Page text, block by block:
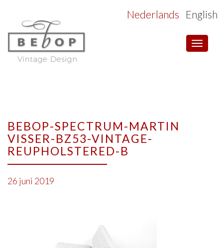
Toggle
Nederlands English
BEBOP-SPECTRUM-MARTIN
VISSER-BZ53-VINTAGE-
REUPHOLSTERED-B
26 juni 2019